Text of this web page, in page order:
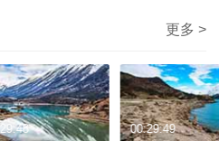
更多 >
00:29:49